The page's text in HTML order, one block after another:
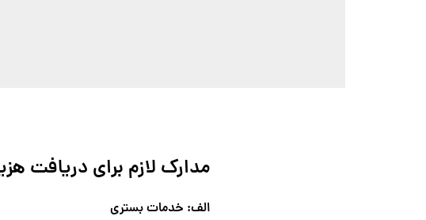
مدارک لازم برای دریافت
الف: خدمات بستری